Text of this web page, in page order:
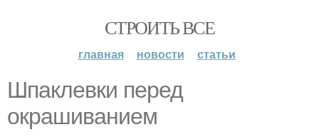
СТРОИТЬ ВСЕ
главная новости статьи
Шпаклевки перед
окрашиванием